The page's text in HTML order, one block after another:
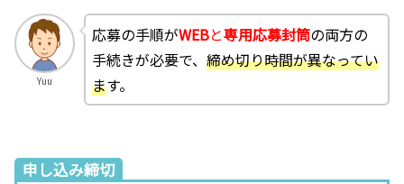
Yuu
応募の手順がWEBと専用応募封筒の両方の
手続きが必要で、 締め切り時間が異なってい
ます。
申し込み締切